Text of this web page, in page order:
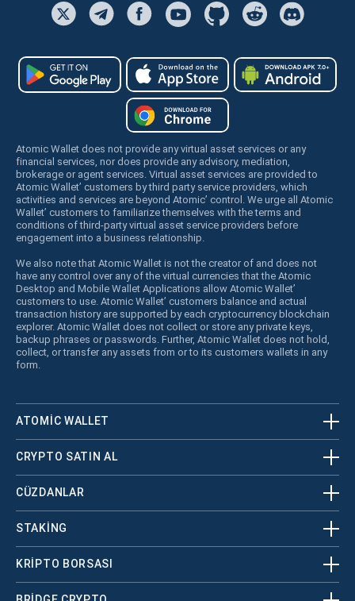
Atomic Wallet does not provide any virtual asset services or any
financial services, nor does provide any advisory, mediation,
brokerage or agent services. Virtual asset services are provided to
Atomic Wallet’ customers by third party service providers, which
activities and services are beyond Atomic’ control. We urge all Atomic
Wallet’ customers to familiarize themselves with the terms and
conditions of third-party virtual asset service providers before
engagement into a business relationship.
We also note that Atomic Wallet is not the creator of and does not
have any control over any of the virtual currencies that the Atomic
Desktop and Mobile Wallet Applications allow Atomic Wallet’
customers to use. Atomic Wallet’ customers balance and actual
transaction history are supported by each cryptocurrency blockchain
explorer. Atomic Wallet does not collect or store any private keys,
backup phrases or passwords. Further, Atomic Wallet does not hold,
collect, or transfer any assets from or to its customers wallets in any
form.
ATOMIC WALLET
CRYPTO SATIN AL
CÜZDANLAR
STAKING
KRİPTO BORSASI